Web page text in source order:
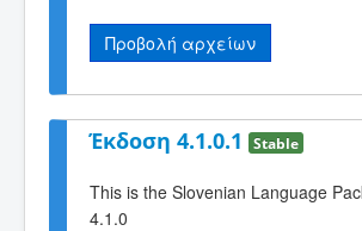
Προβολή αρχείων
Έκδοση 4.1.0.1 Stable
This is the Slovenian Language
4.1.0